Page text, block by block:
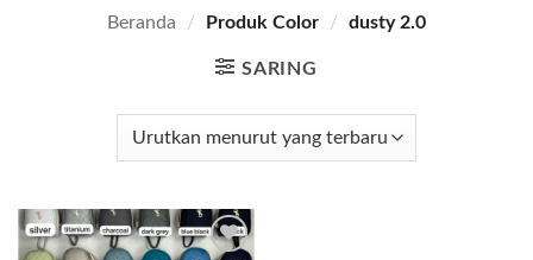
Beranda / Produk Color / dusty 2.0
SARING